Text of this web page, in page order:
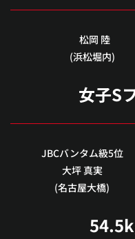
松岡 陸
(浜松堀内)
女子S
JBCバンタム級5位
大坪 真実
(名古屋大橋)